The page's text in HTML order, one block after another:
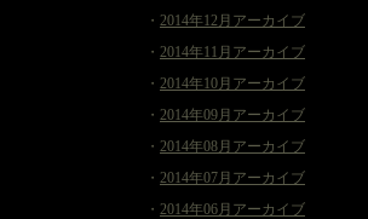
・ 2014年12月アーカイブ
・ 2014年11月アーカイブ
・ 2014年10月アーカイブ
・ 2014年09月アーカイブ
・ 2014年08月アーカイブ
・ 2014年07月アーカイブ
・ 2014年06月アーカイブ